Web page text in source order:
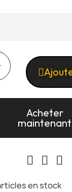
Acheter
maintenant
en stock